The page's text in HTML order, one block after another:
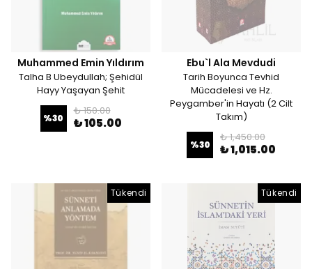
Muhammed Emin Yıldırım
Talha B Ubeydullah; Şehidül
Hayy Yaşayan Şehit
%30
₺ 150.00
₺ 105.00
Ebu`l Ala Mevdudi
Tarih Boyunca Tevhid
Mücadelesi ve Hz.
Peygamber'in Hayatı (2 Cilt
Takım)
%30
₺ 1,450.00
₺ 1,015.00
Tükendi Tükendi